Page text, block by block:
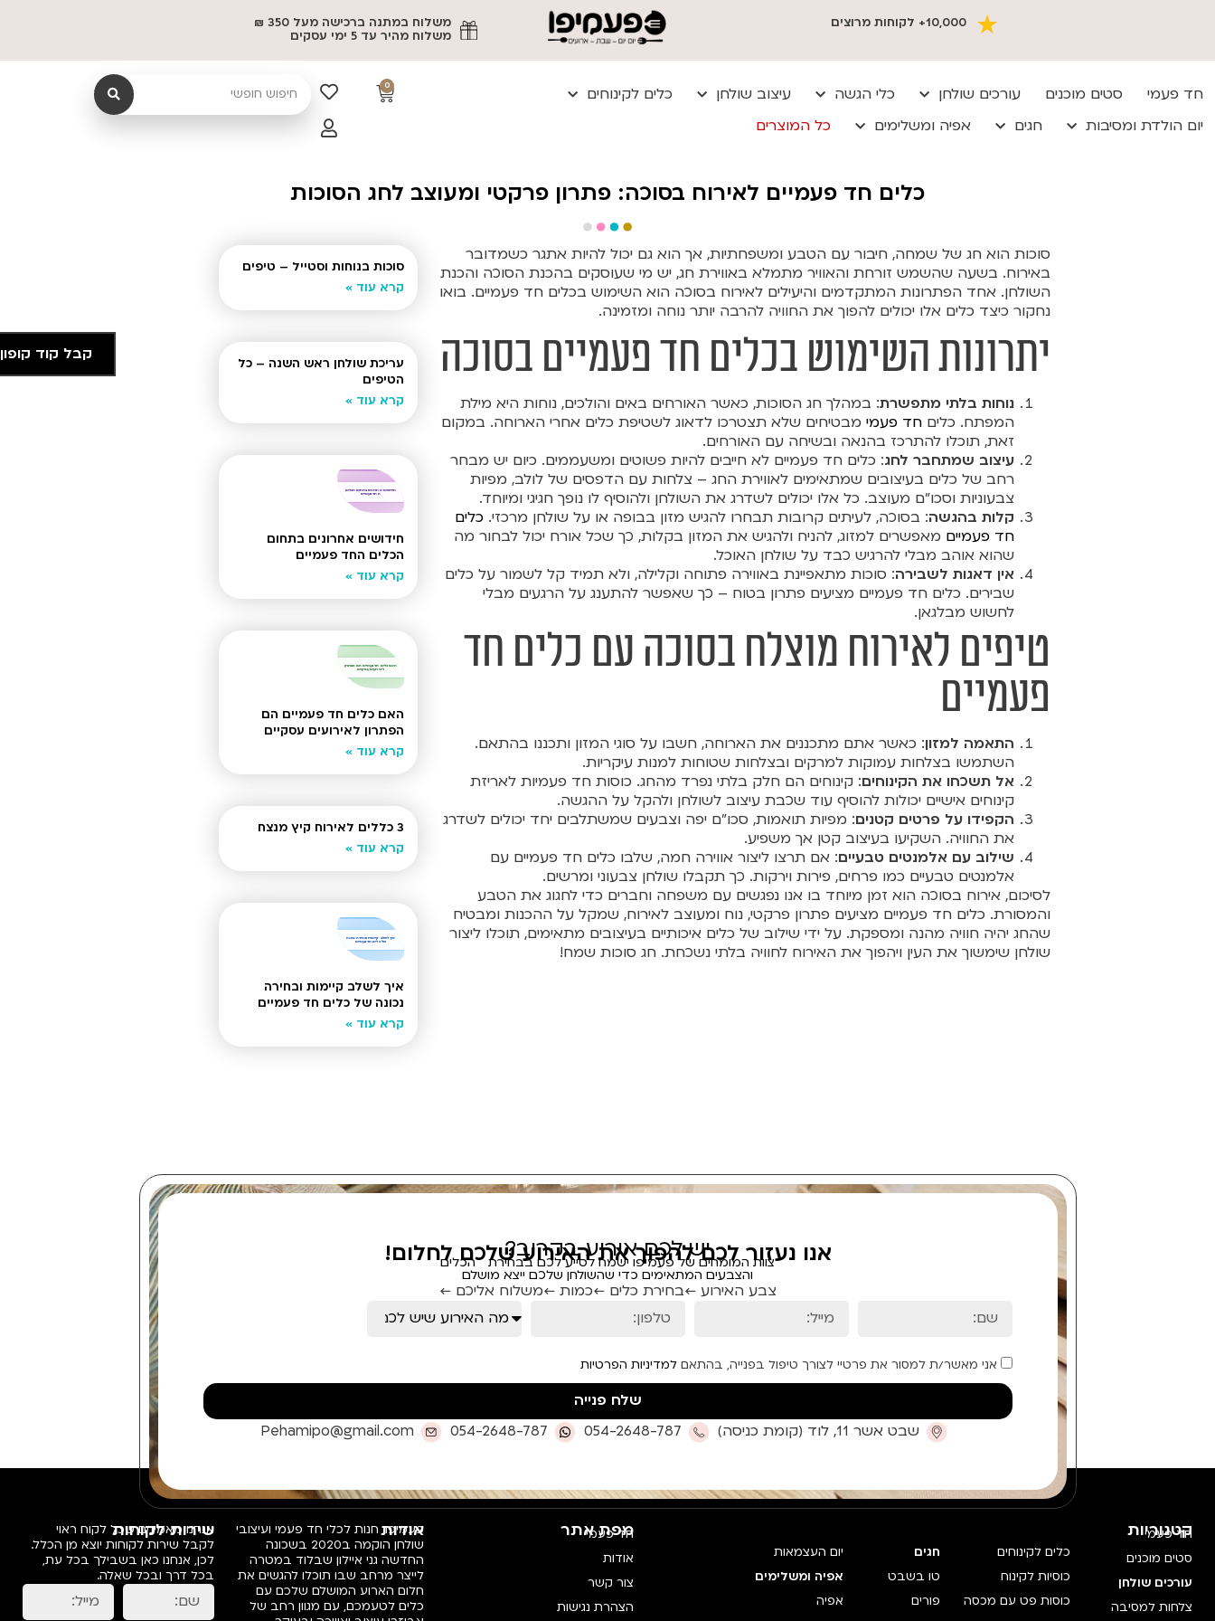
10,000+ לקוחות מרוצים
משלוח במתנה ברכישה מעל 350 ₪
משלוח מהיר עד 5 ימי עסקים
חד פעמי סטים מוכנים עורכים שולחן כלי הגשה עיצוב שולחן
כלים לקינוחים
יום הולדת ומסיבות
חגים אפיה ומשלימים כל המוצרים
0
כלים חד פעמיים לאירוח בסוכה: פתרון פרקטי ומעוצב לחג הסוכות
סוכות הוא חג של שמחה, חיבור עם הטבע ומשפחתיות, אך הוא גם יכול להיות אתגר כשמדובר
באירוח. בשעה שהשמש זורחת והאוויר מתמלא באווירת חג, יש מי שעוסקים בהכנת הסוכה והכנת
השולחן. אחד הפתרונות המתקדמים והיעילים לאירוח בסוכה הוא השימוש בכלים חד פעמיים. בואו
נחקור כיצד כלים אלו יכולים להפוך את החוויה להרבה יותר נוחה ומזמינה.
יתרונות השימוש בכלים חד פעמיים בסוכה
נוחות בלתי מתפשרת: במהלך חג הסוכות, כאשר האורחים באים והולכים, נוחות היא מילת
המפתח. כלים חד פעמי מבטיחים שלא תצטרכו לדאוג לשטיפת כלים אחרי הארוחה. במקום
זאת, תוכלו להתרכז בהנאה ובשיחה עם האורחים.
עיצוב שמתחבר לחג: כלים חד פעמיים לא חייבים להיות פשוטים ומשעממים. כיום יש מבחר
רחב של כלים בעיצובים שמתאימים לאווירת החג – צלחות עם הדפסים של לולב, מפיות
צבעוניות וסכו"ם מעוצב. כל אלו יכולים לשדרג את השולחן ולהוסיף לו נופך חגיגי ומיוחד.
קלות בהגשה: בסוכה, לעיתים קרובות תבחרו להגיש מזון בבופה או על שולחן מרכזי. כלים
חד פעמיים מאפשרים למזוג, להניח ולהגיש את המזון בקלות, כך שכל אורח יכול לבחור מה
שהוא אוהב מבלי להרגיש כבד על שולחן האוכל.
אין דאגות לשבירה: סוכות מתאפיינת באווירה פתוחה וקלילה, ולא תמיד קל לשמור על כלים
שבירים. כלים חד פעמיים מציעים פתרון בטוח – כך שאפשר להתענג על הרגעים מבלי
לחשוש מבלגאן.
טיפים לאירוח מוצלח בסוכה עם כלים חד
פעמיים
התאמה למזון: כאשר אתם מתכננים את הארוחה, חשבו על סוגי המזון ותכננו בהתאם.
השתמשו בצלחות עמוקות למרקים ובצלחות שטוחות למנות עיקריות.
אל תשכחו את הקינוחים: קינוחים הם חלק בלתי נפרד מהחג. כוסות חד פעמיות לאריזת
קינוחים אישיים יכולות להוסיף עוד שכבת עיצוב לשולחן ולהקל על ההגשה.
הקפידו על פרטים קטנים: מפיות תואמות, סכו"ם יפה וצבעים שמשתלבים יחד יכולים לשדרג
את החוויה. השקיעו בעיצוב קטן אך משפיע.
שילוב עם אלמנטים טבעיים: אם תרצו ליצור אווירה חמה, שלבו כלים חד פעמיים עם
אלמנטים טבעיים כמו פרחים, פירות וירקות. כך תקבלו שולחן צבעוני ומרשים.
לסיכום, אירוח בסוכה הוא זמן מיוחד בו אנו נפגשים עם משפחה וחברים כדי לחגוג את הטבע
והמסורת. כלים חד פעמיים מציעים פתרון פרקטי, נוח ומעוצב לאירוח, שמקל על ההכנות ומבטיח
שהחג יהיה חוויה מהנה ומספקת. על ידי שילוב של כלים איכותיים בעיצובים מתאימים, תוכלו ליצור
שולחן שימשוך את העין ויהפוך את האירוח לחוויה בלתי נשכחת. חג סוכות שמח!
סוכות בנוחות וסטייל – טיפים
קרא עוד »
עריכת שולחן ראש השנה – כל
הטיפים
קרא עוד »
חידושים אחרונים בתחום
הכלים החד פעמיים
קרא עוד »
האם כלים חד פעמיים הם
הפתרון לאירועים עסקיים
קרא עוד »
3 כללים לאירוח קיץ מנצח
קרא עוד »
איך לשלב קיימות ובחירה
נכונה של כלים חד פעמיים
קרא עוד »
קבל קוד
יש לכם אירוע בקרוב?
אנו נעזור לכם להפוך את האירוע שלכם לחלום!
צוות המומחים של פעמיפו ישמח לסייע לכם בבחירת הכלים
והצבעים המתאימים כדי שהשולחן שלכם ייצא מושלם
צבע האירוע ←בחירת כלים ←כמות ←משלוח אליכם ←
אני מאשר/ת למסור את פרטיי לצורך טיפול בפנייה, בהתאםלמדיניות הפרטיות
שלח פנייה
שבט אשר 11, לוד (קומת כניסה)
054-2648-787
054-2648-787
Pehamipo@gmail.com
קטגוריות
חד פעמי
סטים מוכנים
עורכים שולחן
צלחות למסיבה
כלים לקינוחים
כוסיות לקינוח
כוסות פט עם מכסה
חגים
טו בשבט
פורים
יום העצמאות
אפיה ומשלימים
אפיה
מפת אתר
חד פעמי
אודות
צור קשר
הצהרת נגישות
אודות
פעמיפו, חנות לכלי חד פעמי ועיצובי
שולחן הוקמה ב2020 בשכונה
החדשה גני איילון שבלוד במטרה
לייצר מרחב שבו תוכלו להגשים את
חלום הארוע המושלם שלכם עם
כלים לטעמכם, עם מגוון רחב של
שירות לקוחות
אנחנו מאמינים שכל לקוח ראוי
לקבל שירות לקוחות יוצא מן הכלל.
לכן, אנחנו כאן בשבילך בכל עת,
בכל דרך ובכל שאלה.